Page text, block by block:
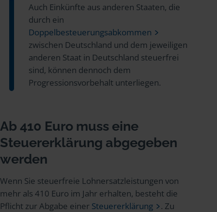
Auch Einkünfte aus anderen Staaten, die
durch ein
Doppelbesteuerungsabkommen
zwischen Deutschland und dem jeweiligen
anderen Staat in Deutschland steuerfrei
sind, können dennoch dem
Progressionsvorbehalt unterliegen.
Ab 410 Euro muss eine
Steuererklärung abgegeben
werden
Wenn Sie steuerfreie Lohnersatzleistungen von
mehr als 410 Euro im Jahr erhalten, besteht die
Pflicht zur Abgabe einer Steuererklärung
. Zu